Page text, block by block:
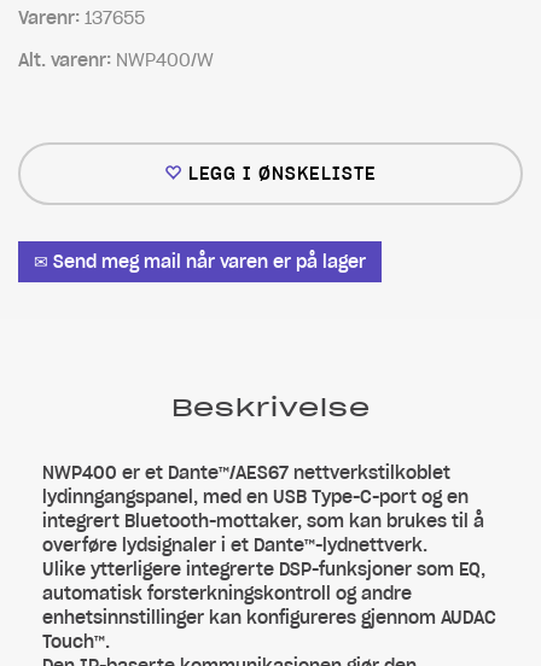
Varenr: 137655
Alt. varenr: NWP400/W
LEGG I ØNSKELISTE
✉ Send meg mail når varen er på lager
Beskrivelse
NWP400 er et Dante™/AES67 nettverkstilkoblet
lydinngangspanel, med en USB Type-C-port og en
integrert Bluetooth-mottaker, som kan brukes til å
overføre lydsignaler i et Dante™-lydnettverk.
Ulike ytterligere integrerte DSP-funksjoner som EQ,
automatisk forsterkningskontroll og andre
enhetsinnstillinger kan konfigureres gjennom AUDAC
Touch™.